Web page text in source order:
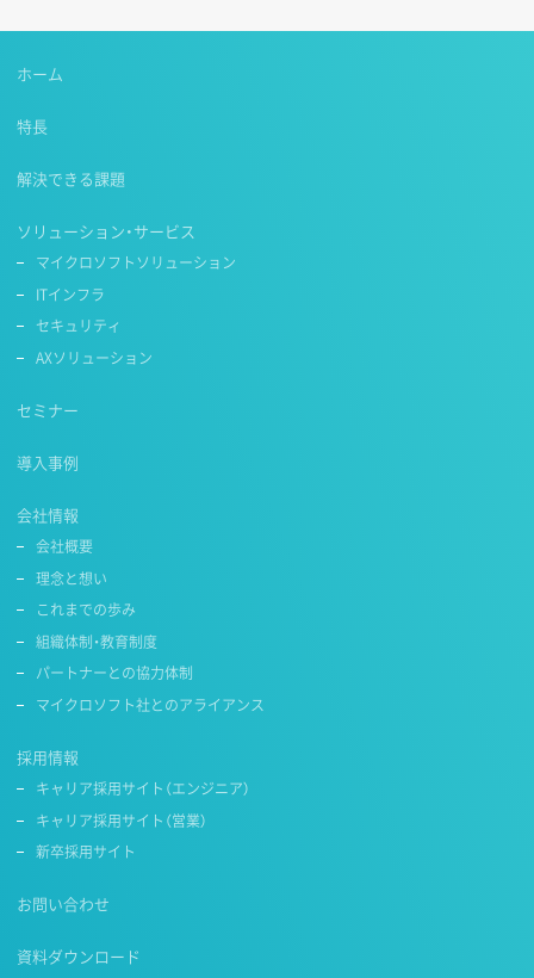
ホーム
特長
解決できる課題
ソリューション・サービス
マイクロソフトソリューション
ITインフラ
セキュリティ
AXソリューション
セミナー
導入事例
会社情報
会社概要
理念と想い
これまでの歩み
組織体制・教育制度
パートナーとの協力体制
マイクロソフト社とのアライアンス
採用情報
キャリア採用サイト（エンジニア）
キャリア採用サイト（営業）
新卒採用サイト
お問い合わせ
資料ダウンロード